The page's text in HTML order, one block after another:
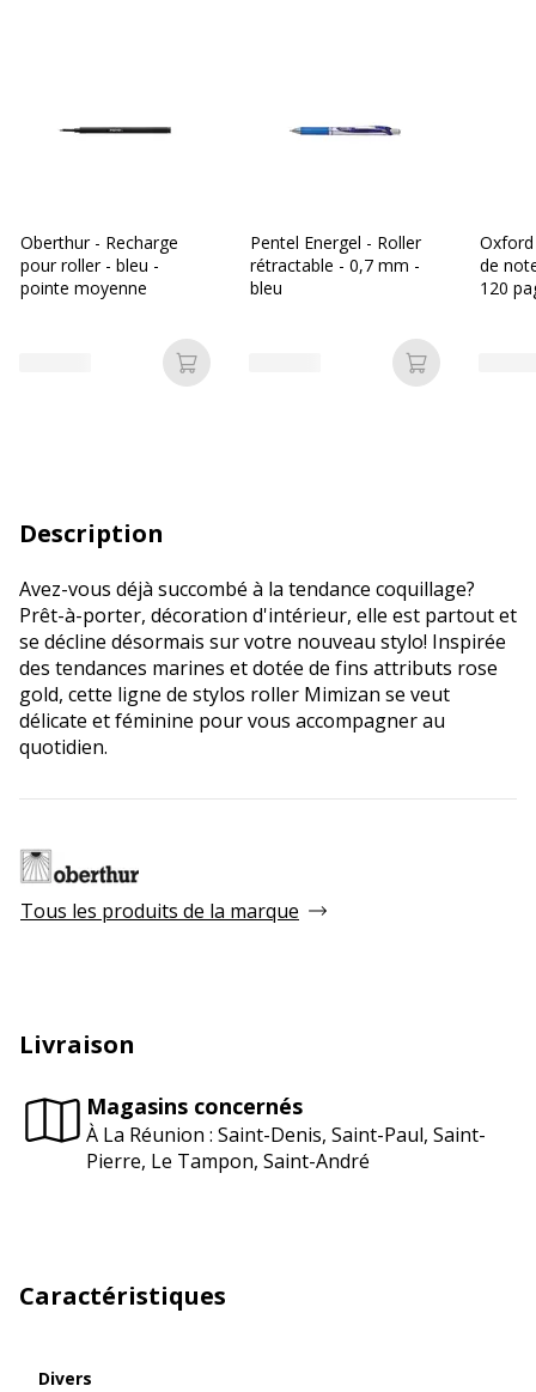
Oberthur - Recharge
pour roller - bleu -
pointe moyenne
Ajouter au panier
Pentel Energel - Roller
rétractable - 0,7 mm -
bleu
Ajouter au
de
120
Description
Avez-vous déjà succombé à la tendance coquillage?
Prêt-à-porter, décoration d'intérieur, elle est partout et
se décline désormais sur votre nouveau stylo! Inspirée
des tendances marines et dotée de fins attributs rose
gold, cette ligne de stylos roller Mimizan se veut
délicate et féminine pour vous accompagner au
quotidien.
Tous les produits de la marque
Livraison
Magasins concernés
À La Réunion : Saint-Denis, Saint-Paul, Saint-
Pierre, Le Tampon, Saint-André
Caractéristiques
Divers